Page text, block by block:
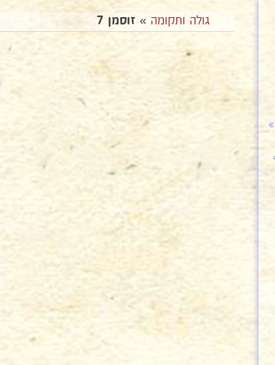
גולה ותקומה » זוסמן 7